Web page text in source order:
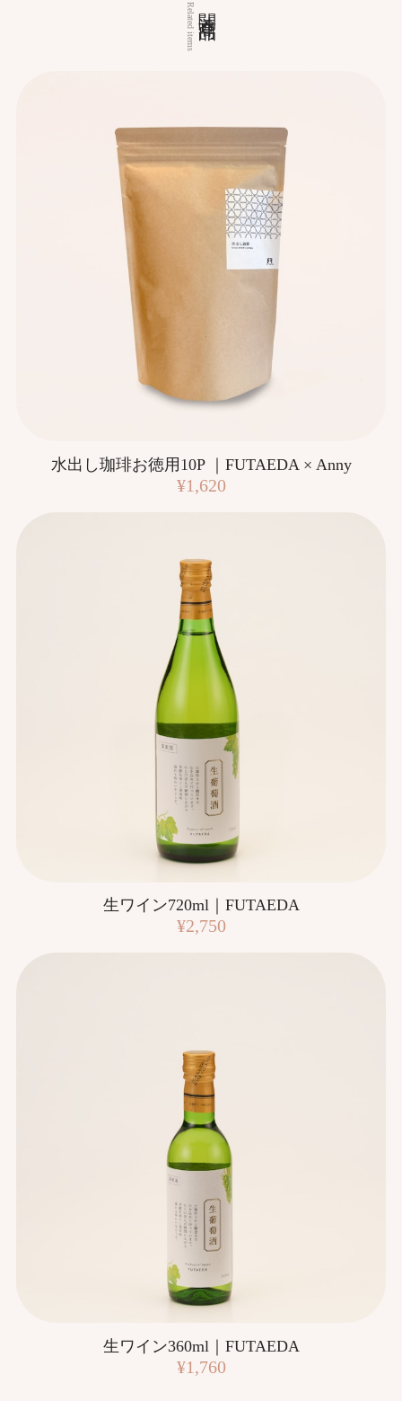
Related items
水出し珈琲お徳用10P ｜FUTAEDA × Anny
¥1,620
生ワイン720ml｜FUTAEDA
¥2,750
生ワイン360ml｜FUTAEDA
¥1,760